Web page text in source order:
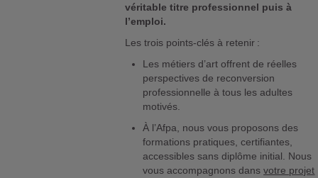
véritable titre professionnel puis à
l’emploi.
Les trois points-clés à retenir :
Les métiers d’art offrent de réelles
perspectives de reconversion
professionnelle à tous les adultes
motivés.
À l’Afpa, nous vous proposons des
formations pratiques, certifiantes,
accessibles sans diplôme initial. Nous
vous accompagnons dansvotre projet